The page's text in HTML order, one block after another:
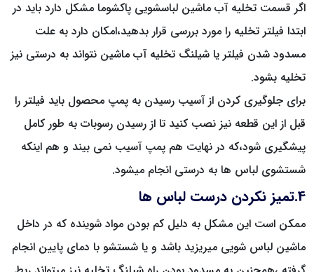
اگر قسمت تخلیه آب ماشین لباسشویی پاکشوما مشکل دارد باید در
ابتدا فیلتر تخلیه را مورد بررسی قرار بدهید،امکان دارد به علت
مسدود شدن فیلتر یا شیلنگ تخلیه آب ماشین نتواند به درستی نیز
تخلیه بشود.
برای جلوگیری کردن از آسیب رسیدن به پمپ محصول باید فیلتر را
قبل از این قطعه نیز نصب کنید تا از رسیدن رسوبات به طور کامل
پیشگیری شود،که در نهایت هم پمپ آسیب نمی بیند و هم اینکه
شستشوی لباس ها به درستی انجام میشود.
4.تمیز نکردن درست لباس ها
ممکن است این مشکل به دلیل کم بودن مواد شوینده که در داخل
ماشین لباس شویی میریزید باشد و یا شستشو با دمای پایین انجام